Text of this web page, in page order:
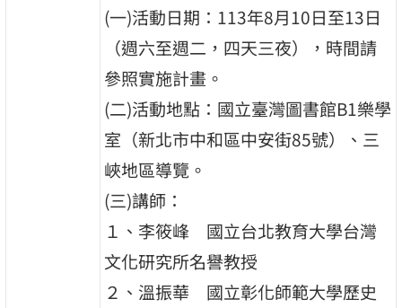
(一)活動日期：113年8月10日至13日
（週六至週二，四天三夜），時間請
參照實施計畫。
(二)活動地點：國立臺灣圖書館B1樂學
室（新北市中和區中安街85號）、三
峽地區導覽。
(三)講師：
１、李筱峰 國立台北教育大學台灣
文化研究所名譽教授
２、溫振華 國立彰化師範大學歷史